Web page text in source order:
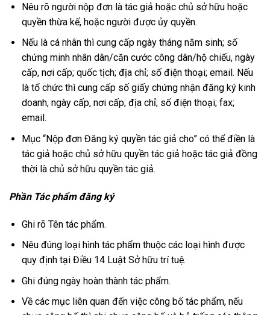
Nêu rõ người nộp đơn là tác giả hoặc chủ sở hữu hoặc
quyền thừa kế, hoặc người được ủy quyền.
Nếu là cá nhân thì cung cấp ngày tháng năm sinh; số
chứng minh nhân dân/căn cước công dân/hộ chiếu, ngày
cấp, nơi cấp; quốc tịch; địa chỉ; số điện thoại; email. Nếu
là tổ chức thì cung cấp số giấy chứng nhận đăng ký kinh
doanh, ngày cấp, nơi cấp; địa chỉ; số điện thoại; fax;
email.
Mục “Nộp đơn Đăng ký quyền tác giả cho” có thể điền là
tác giả hoặc chủ sở hữu quyền tác giả hoặc tác giả đồng
thời là chủ sở hữu quyền tác giả.
Phần Tác phẩm đăng ký
Ghi rõ Tên tác phẩm.
Nêu đúng loại hình tác phẩm thuộc các loại hình được
quy định tại Điều 14 Luật Sở hữu trí tuệ.
Ghi đúng ngày hoàn thành tác phẩm.
Về các mục liên quan đến việc công bố tác phẩm, nếu